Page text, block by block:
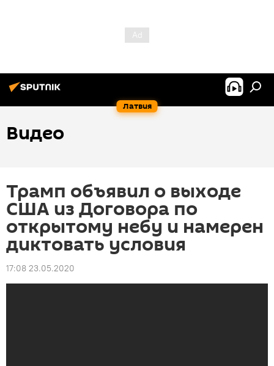
Латвия
Видео
Трамп объявил о выходе
США из Договора по
открытому небу и намерен
диктовать условия
17:08 23.05.2020